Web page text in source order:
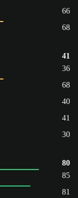
66
68
41
36
68
40
41
30
80
85
81